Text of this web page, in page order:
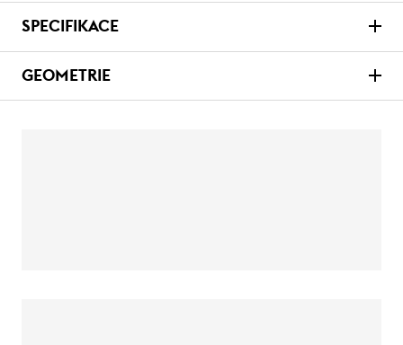
SPECIFIKACE
GEOMETRIE